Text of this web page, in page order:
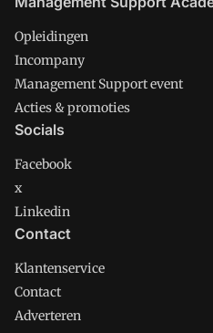
Opleidingen
Incompany
Management Support event
Acties & promoties
Socials
Facebook
x
Linkedin
Contact
Klantenservice
Contact
Adverteren